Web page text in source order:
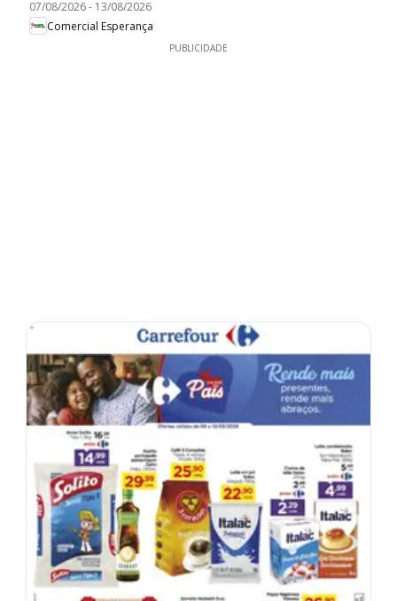
07/08/2026- 13/08/2026
Comercial Esperança
PUBLICIDADE